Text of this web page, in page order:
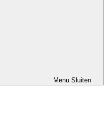
Menu Sluiten